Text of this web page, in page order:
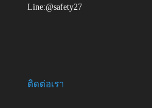
Line:@safety27
ติดต่อเรา